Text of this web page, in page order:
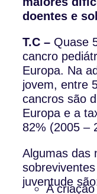
doentes e
T.C – Quase
cancro
Europa. Na
jovem, entre
cancros são
Europa e a
82% (2005 –
Algumas das
juventude
A